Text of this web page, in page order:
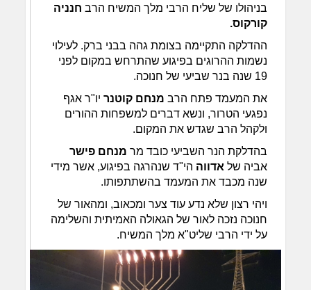
בניהולו של שליח הרבי מלך המשיח הרב חנניה
קורקוס.
ההדלקה התקיימה בצומת גהה בבני ברק. לעילוי
נשמות ההרוגים בפיגוע שהתרחש במקום לפני
19 שנה בנר שביעי של חנוכה.
את המעמד פתח הרב מנחם קוטנר יו"ר אגף
נפגעי הטרור, ונשא דברים למשפחות ההורים
ולקהל הרב שגדש את המקום.
בהדלקת הנר השביעי כובד מר מנחם פישר
אביה של אדווה הי"ד שנהרגה בפיגוע, אשר מידי
שנה מכבד את המעמד בהשתתפותו.
ויהי רצון שלא נדע עוד צער ומכאוב, ומהאור של
חנוכה נזכה לאור של הגאולה האמיתית והשלימה
על ידי הרבי שליט"א מלך המשיח.